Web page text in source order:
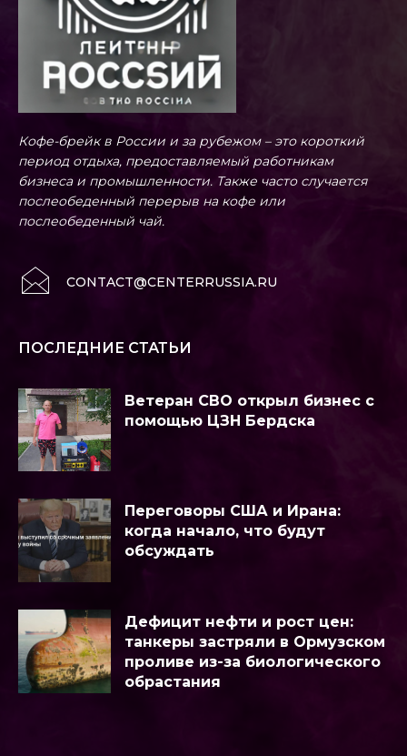
Кофе-брейк в России и за рубежом – это короткий
период отдыха, предоставляемый работникам
бизнеса и промышленности. Также часто случается
послеобеденный перерыв на кофе или
послеобеденный чай.
CONTACT@CENTERRUSSIA.RU
ПОСЛЕДНИЕ СТАТЬИ
Ветеран СВО открыл бизнес с
помощью ЦЗН Бердска
Переговоры США и Ирана:
когда начало, что будут
обсуждать
Дефицит нефти и рост цен:
танкеры застряли в Ормузском
проливе из-за биологического
обрастания